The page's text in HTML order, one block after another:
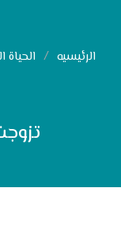
الرئيسيه الحياة